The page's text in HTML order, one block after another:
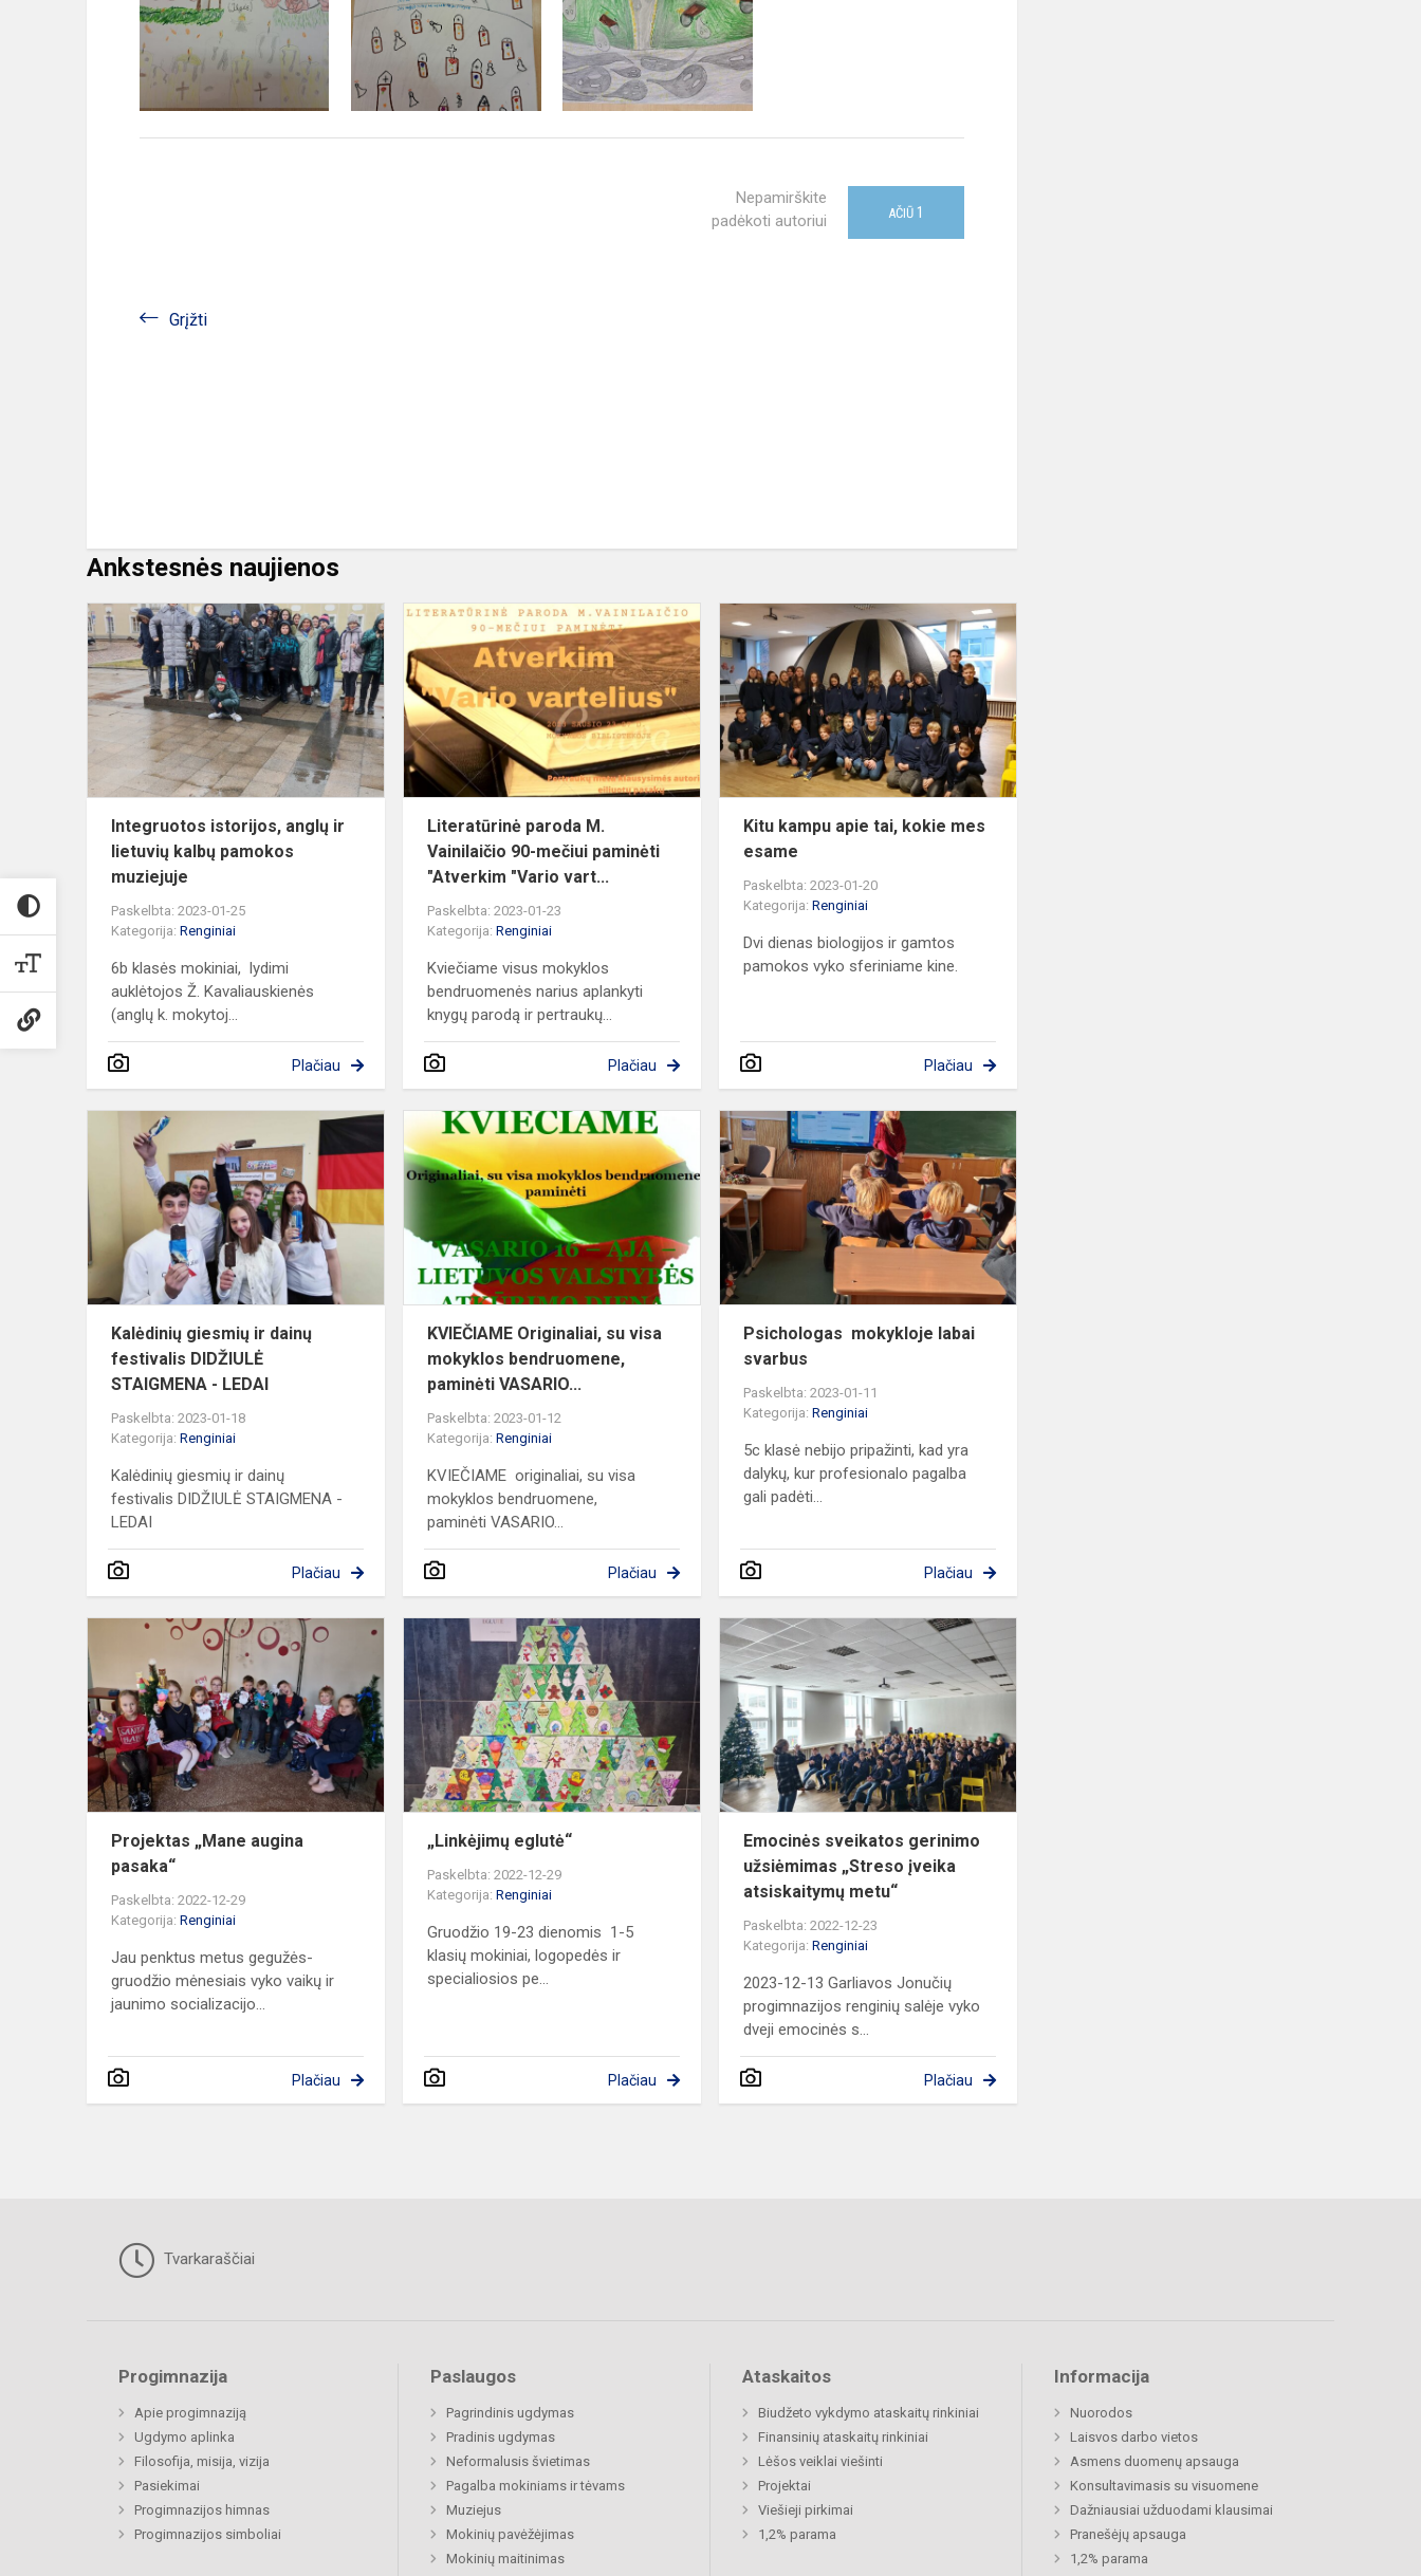
Nepamirškite
padėkoti autoriui
AČIŪ 1
Grįžti
Ankstesnės naujienos
Integruotos
istorijos,
anglų
ir
lietuvių
kalbų
pamokos
muzi...
Integruotos istorijos, anglų ir
lietuvių kalbų pamokos
muziejuje
Paskelbta: 2023-01-25
Kategorija: Renginiai
6b klasės mokiniai, lydimi
auklėtojos Ž. Kavaliauskienės
(anglų k. mokytoj...
Plačiau
Literatūrinė
paroda
M.
Vainilaičio
90-
mečiui
paminėti
"Atve...
Literatūrinė paroda M.
Vainilaičio 90-mečiui paminėti
"Atverkim "Vario vart...
Paskelbta: 2023-01-23
Kategorija:Renginiai
Kviečiame visus mokyklos
bendruomenės narius aplankyti
knygų parodą ir pertraukų...
Plačiau
Kitu
kampu
kokie
mes
esame
Kitu kampu apie tai, kokie mes
esame
Paskelbta: 2023-01-20
Kategorija:Renginiai
Dvi dienas biologijos ir gamtos
pamokos vyko sferiniame kine.
Plačiau
Kalėdinių
giesmių
festivalis
DIDŽIULĖ
STAIGMENA
Kalėdinių giesmių ir dainų
festivalis DIDŽIULĖ
STAIGMENA - LEDAI
Paskelbta: 2023-01-18
Kategorija: Renginiai
Kalėdinių giesmių ir dainų
festivalis DIDŽIULĖ STAIGMENA -
LEDAI
Plačiau
KVIEČIAME
Originaliai,
su
visa
mokyklos
bendruomene,
pamin...
KVIEČIAME Originaliai, su visa
mokyklos bendruomene,
paminėti VASARIO...
Paskelbta: 2023-01-12
Kategorija:Renginiai
KVIEČIAME originaliai, su visa
mokyklos bendruomene,
paminėti VASARIO...
Plačiau
mokykloje
labai
svarbus
Psichologas mokykloje labai
svarbus
Paskelbta: 2023-01-11
Kategorija:Renginiai
5c klasė nebijo pripažinti, kad yra
dalykų, kur profesionalo pagalba
gali padėti...
Plačiau
Projektas
„Mane
augina
pasaka“
Projektas „Mane augina
pasaka“
Paskelbta: 2022-12-29
Kategorija: Renginiai
Jau penktus metus gegužės-
gruodžio mėnesiais vyko vaikų ir
jaunimo socializacijo...
Plačiau
„Linkėjimų
eglutė“
„Linkėjimų eglutė“
Paskelbta: 2022-12-29
Kategorija:Renginiai
Gruodžio 19-23 dienomis 1-5
klasių mokiniai, logopedės ir
specialiosios pe...
Plačiau
įveika
atsis...
Emocinės sveikatos gerinimo
užsiėmimas „Streso įveika
atsiskaitymų metu“
Paskelbta: 2022-12-23
Kategorija:Renginiai
2023-12-13 Garliavos Jonučių
progimnazijos renginių salėje vyko
dveji emocinės s...
Plačiau
Tvarkaraščiai
Progimnazija
Apie progimnaziją
Ugdymo aplinka
Filosofija, misija, vizija
Pasiekimai
Progimnazijos himnas
Progimnazijos simboliai
Paslaugos
Pagrindinis ugdymas
Pradinis ugdymas
Neformalusis švietimas
Pagalba mokiniams ir tėvams
Muziejus
Mokinių pavėžėjimas
Mokinių maitinimas
Ataskaitos
Biudžeto vykdymo ataskaitų rinkiniai
Finansinių ataskaitų rinkiniai
Lėšos veiklai viešinti
Projektai
Viešieji pirkimai
1,2% parama
Informacija
Nuorodos
Laisvos darbo vietos
Asmens duomenų apsauga
Konsultavimasis su visuomene
Dažniausiai užduodami klausimai
Pranešėjų apsauga
1,2% parama